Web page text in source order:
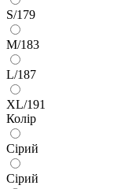
S/179
M/183
L/187
XL/191
Колір
Сірий
Сірий